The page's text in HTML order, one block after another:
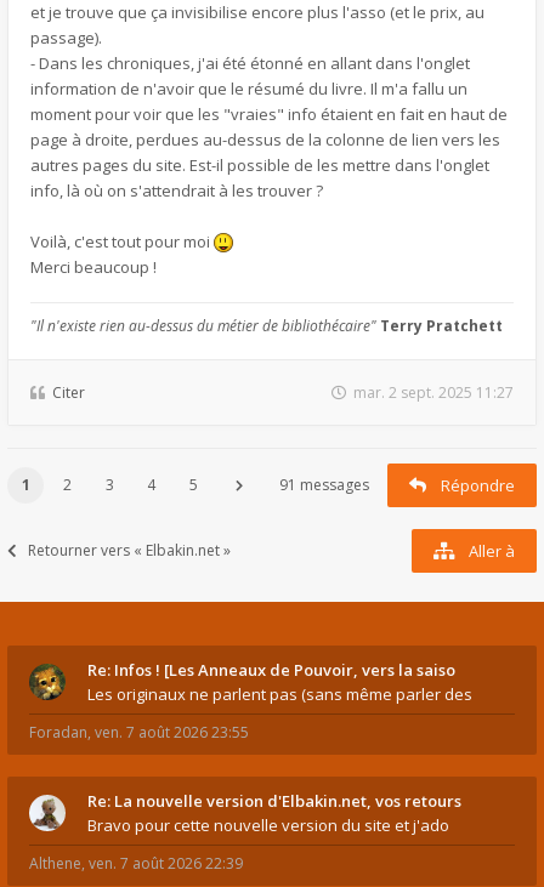
et je trouve que ça invisibilise encore plus l'asso (et le prix, au
passage).
- Dans les chroniques, j'ai été étonné en allant dans l'onglet
information de n'avoir que le résumé du livre. Il m'a fallu un
moment pour voir que les "vraies" info étaient en fait en haut de
page à droite, perdues au-dessus de la colonne de lien vers les
autres pages du site. Est-il possible de les mettre dans l'onglet
info, là où on s'attendrait à les trouver ?
Voilà, c'est tout pour moi
Merci beaucoup !
"Il n'existe rien au-dessus du métier de bibliothécaire" Terry Pratchett
Citer mar. 2 sept. 2025 11:27
1 2 3 4 5 91 messages Répondre
Retourner vers « Elbakin.net » Aller à
Re: Infos ! [Les Anneaux de Pouvoir, vers la saiso
Les originaux ne parlent pas (sans même parler des
Foradan, ven. 7 août 2026 23:55
Re: La nouvelle version d'Elbakin.net, vos retours
Bravo pour cette nouvelle version du site et j'ado
Althene, ven. 7 août 2026 22:39